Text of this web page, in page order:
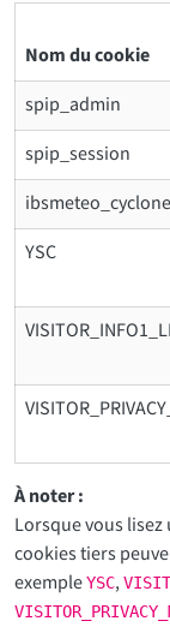
Nom du cookie
spip_admin
spip_session
YSC
À noter :
Lorsque vous lisez
cookies tiers
exempleYSC,